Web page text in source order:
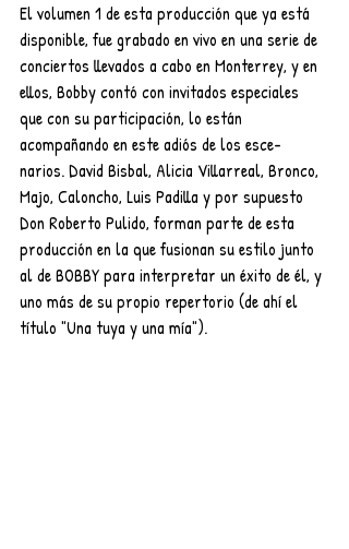
El volumen 1 de esta producción que ya está
disponible, fue grabado en vivo en una serie de
conciertos llevados a cabo en Monterrey, y en
ellos, Bobby contó con invitados especiales
que con su participación, lo están
acompañando en este adiós de los esce-
narios. David Bisbal, Alicia Villarreal, Bronco,
Majo, Caloncho, Luis Padilla y por supuesto
Don Roberto Pulido, forman parte de esta
producción en la que fusionan su estilo junto
al de BOBBY para interpretar un éxito de él, y
uno más de su propio repertorio (de ahí el
título "Una tuya y una mía").